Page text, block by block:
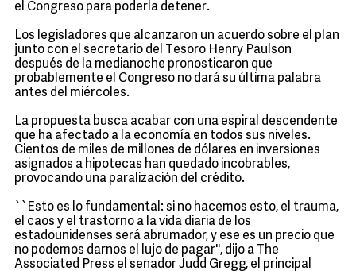
el Congreso para poderla detener.
Los legisladores que alcanzaron un acuerdo sobre el plan
junto con el secretario del Tesoro Henry Paulson
después de la medianoche pronosticaron que
probablemente el Congreso no dará su última palabra
antes del miércoles.
La propuesta busca acabar con una espiral descendente
que ha afectado a la economía en todos sus niveles.
Cientos de miles de millones de dólares en inversiones
asignados a hipotecas han quedado incobrables,
provocando una paralización del crédito.
``Esto es lo fundamental: si no hacemos esto, el trauma,
el caos y el trastorno a la vida diaria de los
estadounidenses será abrumador, y ese es un precio que
no podemos darnos el lujo de pagar'', dijo a The
Associated Press el senador Judd Gregg, el principal